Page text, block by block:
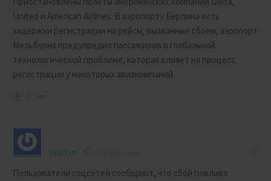
United и American Airlines. В аэропорту Берлина есть
задержки регистрации на рейсы, вызванные сбоем, аэропорт
Мельбурна предупредил пассажиров о глобальной
технологической проблеме, которая влияет на процесс
регистрации у некоторых авиакомпаний.
Justin
Пользователи соцсетей сообщают, что сбой повлиял